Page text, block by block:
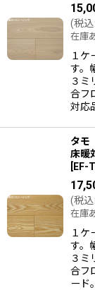
(税込
在庫
１ケ
す。
３ミ
合フ
対応
タモ
床暖
EF-
(税込
在庫
１ケ
す。
３ミ
合フ
ード